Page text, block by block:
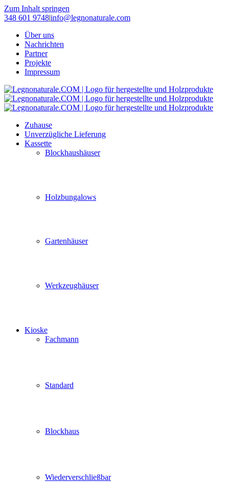
Zum Inhalt springen
348 601 9748|info@legnonaturale.com
Über uns
Nachrichten
Partner
Projekte
Impressum
Zuhause
Unverzügliche Lieferung
Kassette
Blockhaushäuser
Holzbungalows
Gartenhäuser
Werkzeughäuser
Kioske
Fachmann
Standard
Blockhaus
Wiederverschließbar